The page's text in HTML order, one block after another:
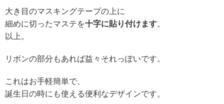
大き目のマスキングテープの上に
細めに切ったマステを十字に貼り付けます。
以上。
リボンの部分もあれば益々それっぽいです。
これはお手軽簡単で、
誕生日の時にも使える便利なデザインです。